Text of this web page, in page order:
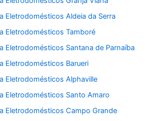
Eletrodomésticos Aldeia da Serra
Eletrodomésticos Tamboré
Eletrodomésticos Santana de Parnaíba
Eletrodomésticos Barueri
Eletrodomésticos Alphaville
Eletrodomésticos Santo Amaro
Eletrodomésticos Campo Grande